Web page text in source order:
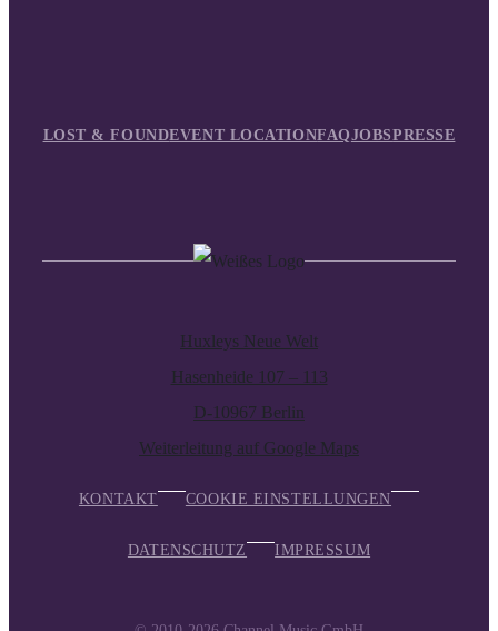
LOST & FOUNDEVENT LOCATIONFAQJOBSPRESSE
Huxleys Neue Welt
Hasenheide 107 – 113
D-10967 Berlin
Weiterleitung auf Google Maps
KONTAKT COOKIE EINSTELLUNGEN
DATENSCHUTZ IMPRESSUM